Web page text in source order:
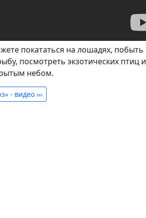
покататься на лошадях, побыть
посмотреть экзотических птиц и
небом.
- видео ›››